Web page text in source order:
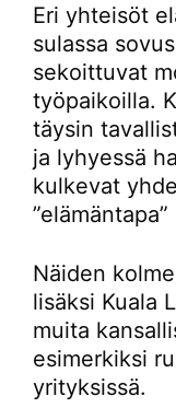
Eri yhteisöt
sulassa
sekoittuvat
työpaikoilla.
täysin
ja lyhyessä
kulkevat
Näiden
lisäksi Kuala
muita
esimerkiksi
yrityksissä.